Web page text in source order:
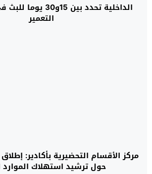
الداخلية تحدد بين
التعمير
مركز الأقسام التحضيرية بأكادير:
حول ترشيد استهلاك الموارد